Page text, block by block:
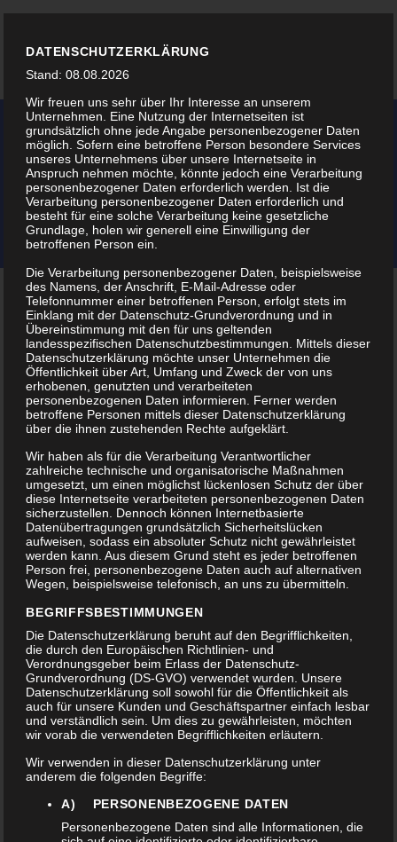
FUSSSCHALEN
Home Klangschalen
OUT
COSMOINTEGRAL XXL
SCHALE #7
1.749,00€
OUT
DATENSCHUTZERKLÄRUNG
Stand: 08.08.2026
Wir freuen uns sehr über Ihr Interesse an unserem
Unternehmen. Eine Nutzung der Internetseiten ist
grundsätzlich ohne jede Angabe personenbezogener Daten
möglich. Sofern eine betroffene Person besondere Services
unseres Unternehmens über unsere Internetseite in
Anspruch nehmen möchte, könnte jedoch eine Verarbeitung
personenbezogener Daten erforderlich werden. Ist die
Verarbeitung personenbezogener Daten erforderlich und
besteht für eine solche Verarbeitung keine gesetzliche
Grundlage, holen wir generell eine Einwilligung der
betroffenen Person ein.
Die Verarbeitung personenbezogener Daten, beispielsweise
des Namens, der Anschrift, E-Mail-Adresse oder
Telefonnummer einer betroffenen Person, erfolgt stets im
Einklang mit der Datenschutz-Grundverordnung und in
Übereinstimmung mit den für uns geltenden
landesspezifischen Datenschutzbestimmungen. Mittels dieser
Datenschutzerklärung möchte unser Unternehmen die
Öffentlichkeit über Art, Umfang und Zweck der von uns
erhobenen, genutzten und verarbeiteten
personenbezogenen Daten informieren. Ferner werden
betroffene Personen mittels dieser Datenschutzerklärung
über die ihnen zustehenden Rechte aufgeklärt.
Wir haben als für die Verarbeitung Verantwortlicher
zahlreiche technische und organisatorische Maßnahmen
umgesetzt, um einen möglichst lückenlosen Schutz der über
diese Internetseite verarbeiteten personenbezogenen Daten
sicherzustellen. Dennoch können Internetbasierte
Datenübertragungen grundsätzlich Sicherheitslücken
aufweisen, sodass ein absoluter Schutz nicht gewährleistet
werden kann. Aus diesem Grund steht es jeder betroffenen
Person frei, personenbezogene Daten auch auf alternativen
Wegen, beispielsweise telefonisch, an uns zu übermitteln.
BEGRIFFSBESTIMMUNGEN
Die Datenschutzerklärung beruht auf den Begrifflichkeiten,
die durch den Europäischen Richtlinien- und
Verordnungsgeber beim Erlass der Datenschutz-
Grundverordnung (DS-GVO) verwendet wurden. Unsere
Datenschutzerklärung soll sowohl für die Öffentlichkeit als
auch für unsere Kunden und Geschäftspartner einfach lesbar
und verständlich sein. Um dies zu gewährleisten, möchten
wir vorab die verwendeten Begrifflichkeiten erläutern.
Wir verwenden in dieser Datenschutzerklärung unter
anderem die folgenden Begriffe:
A) PERSONENBEZOGENE DATEN
Personenbezogene Daten sind alle Informationen, die